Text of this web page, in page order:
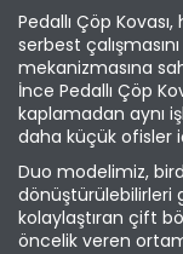
Pedallı Çöp
serbest
mekanizmasına
İnce Pedallı Çöp
kaplamadan aynı
daha küçük ofisler
Duo modelimiz,
dönüştürülebilirleri
kolaylaştıran çift
öncelik veren